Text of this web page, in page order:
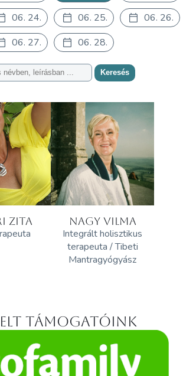
06. 24. 06. 25.
06. 26.
06. 27.
06. 28.
Keresés
ZITA NAGY VILMA
Integrált holisztikus
terapeuta / Tibeti
Mantragyógyász
támogatóink